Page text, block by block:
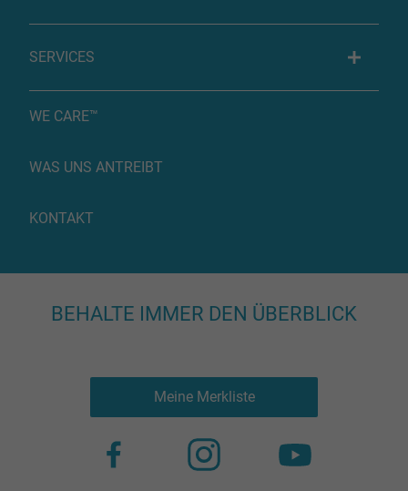
SERVICES
WE CARE™
WAS UNS ANTREIBT
KONTAKT
BEHALTE IMMER DEN ÜBERBLICK
Meine Merkliste